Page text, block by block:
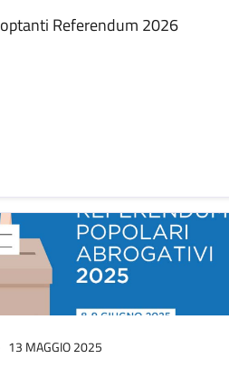
Referendum 2026
13 MAGGIO 2025